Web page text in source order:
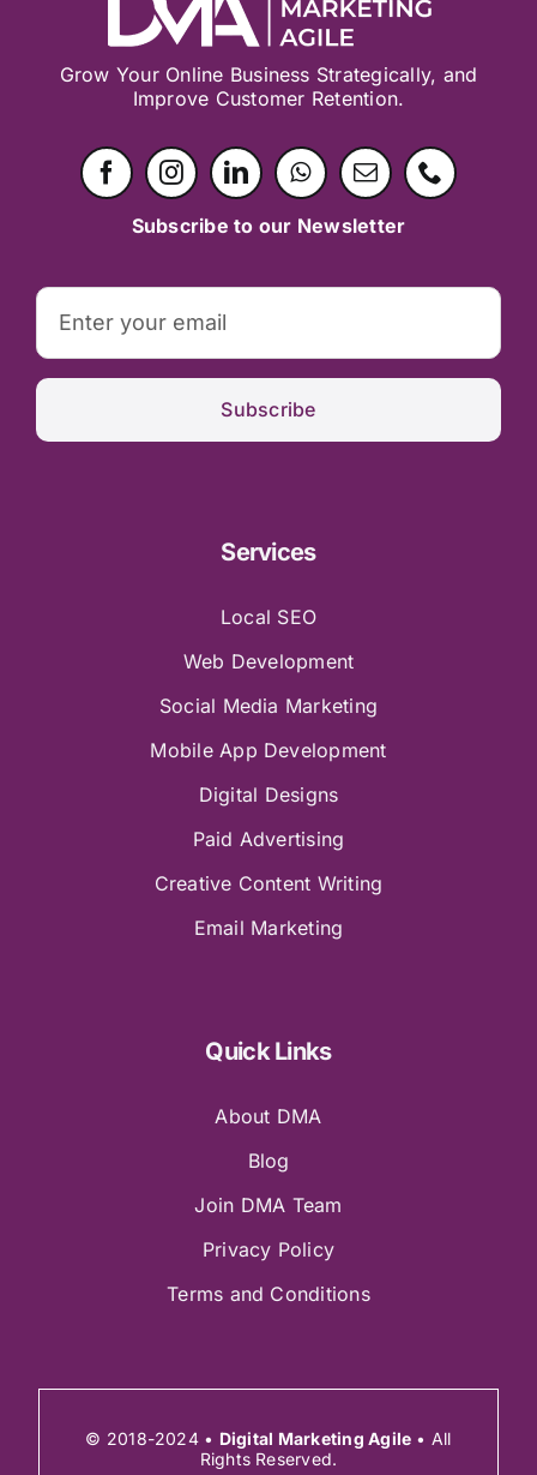
Grow Your Online Business Strategically, and
Improve Customer Retention.
Subscribe to our Newsletter
Subscribe
Services
Local SEO
Web Development
Social Media Marketing
Mobile App Development
Digital Designs
Paid Advertising
Creative Content Writing
Email Marketing
Quick Links
About DMA
Blog
Join DMA Team
Privacy Policy
Terms and Conditions
© 2018-2024 • Digital Marketing Agile • All
Rights Reserved.